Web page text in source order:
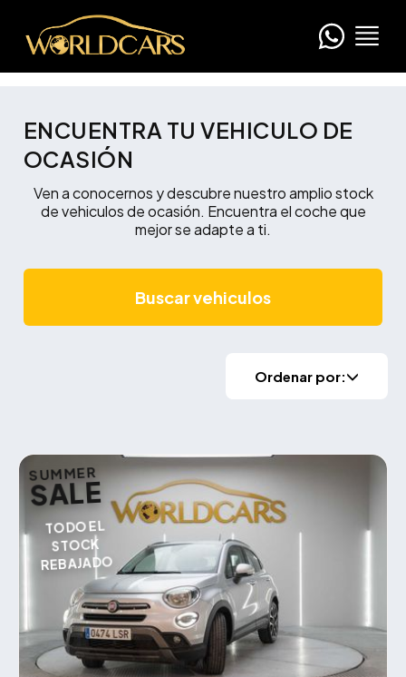
ENCUENTRA TU VEHICULO DE
OCASIÓN
Ven a conocernos y descubre nuestro amplio stock
de vehiculos de ocasión. Encuentra el coche que
mejor se adapte a ti.
Buscar vehiculos
Ordenar por:
SUMMER
SALE
TODO EL
STOCK
REBAJADO